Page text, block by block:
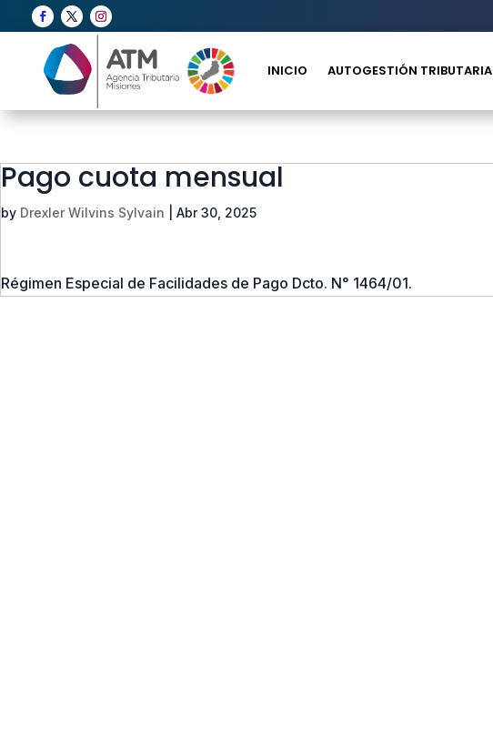
INICIO AUTOGESTIÓN TRIBUTARIA
Pago cuota mensual
by Drexler Wilvins Sylvain Abr 30, 2025
Régimen Especial de Facilidades de Pago Dcto. N° 1464/01.